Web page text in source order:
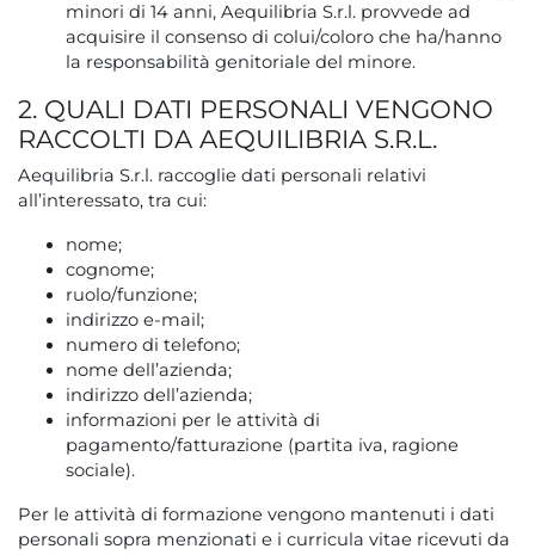
minori di 14 anni, Aequilibria S.r.l. provvede ad
acquisire il consenso di colui/coloro che ha/hanno
la responsabilità genitoriale del minore.
2. QUALI DATI PERSONALI VENGONO
RACCOLTI DA AEQUILIBRIA S.R.L.
Aequilibria S.r.l. raccoglie dati personali relativi
all’interessato, tra cui:
nome;
cognome;
ruolo/funzione;
indirizzo e-mail;
numero di telefono;
nome dell’azienda;
indirizzo dell’azienda;
informazioni per le attività di
pagamento/fatturazione (partita iva, ragione
sociale).
Per le attività di formazione vengono mantenuti i dati
personali sopra menzionati e i curricula vitae ricevuti da